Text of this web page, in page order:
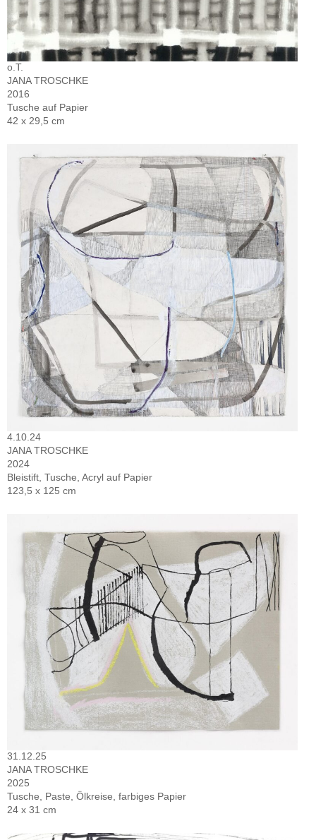
o.T.
JANA TROSCHKE
2016
Tusche auf Papier
42 x 29,5 cm
4.10.24
JANA TROSCHKE
2024
Bleistift, Tusche, Acryl auf Papier
123,5 x 125 cm
31.12.25
JANA TROSCHKE
2025
Tusche, Paste, Ölkreise, farbiges Papier
24 x 31 cm